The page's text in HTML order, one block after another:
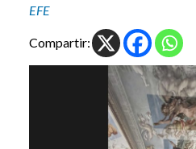
EFE
Compartir: